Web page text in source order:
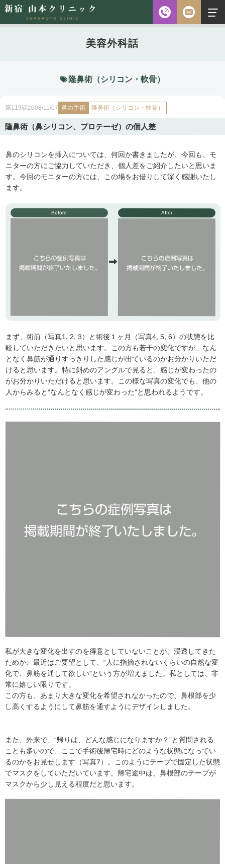
お電話
休診日 水・日・祝日
ご予約前に必ず下記のページをご確認ください。
ご予約について
無料相談
※初診の方専用
メールフォーム
ご予約・
03-5315-4391
美容外科話
隆鼻術（シリコン・軟骨）
第119話2008/11/07 鼻の手術 隆鼻術（シリコン・軟骨）
隆鼻術（鼻シリコン、プロテーゼ）の個人差
鼻のシリコンを挿入については、何回か書きましたが、今回も、モ
ニターの方にご協力していただき、個人差をご紹介したいと思いま
す。今回のモニターの方には、この場をお借りして深く感謝いたし
ます。
Before After
まず、術前（写真1, 2, 3）と術後１ヶ月（写真4, 5, 6）の状態を比
較していただきたいと思います。この方も若干の変化ですが、なん
となく鼻筋が通りすっきりした感じが出ているのがお分かりいただ
けると思います。特に斜めのアングルで見ると、感じが変わったの
がお分かりいただけると思います。この様な写真の変化でも、他の
人からみると“なんとなく感じが変わった”と思われるようです。
私が大きな変化を出すのを得意としていないことが、浸透してきた
ためか、最近はご要望として、“人に指摘されないくらいの自然な変
化で、鼻筋を通して欲しい”という方が増えました。私としては、非
常に嬉しい限りです。
この方も、あまり大きな変化を希望されなかったので、鼻根部を少
し高くするようにして鼻筋を通すようにデザインしました。
また、外来で、“帰りは、どんな感じになりますか？”と質問される
ことも多いので、ここで手術後帰宅時にどのような状態になってい
るのかをお見せします（写真7）。このようにテープで固定した状態
でマスクをしていただいています。帰宅途中は、鼻根部のテープが
マスクから少し見える程度だと思います。